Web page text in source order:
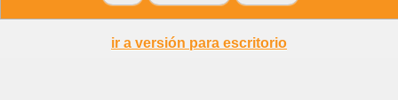
ir a versión para escritorio